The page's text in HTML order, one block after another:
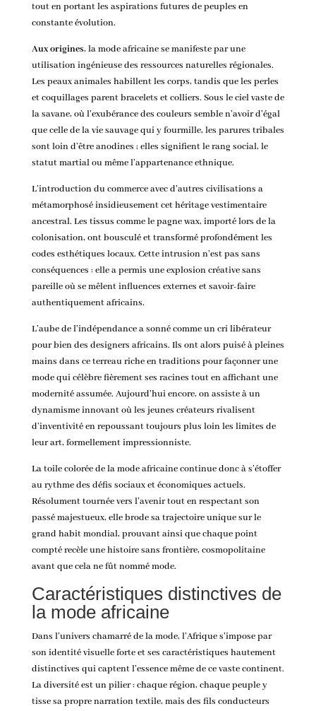
tout en portant les aspirations futures de peuples en
constante évolution.
Aux origines, la mode africaine se manifeste par une
utilisation ingénieuse des ressources naturelles régionales.
Les peaux animales habillent les corps, tandis que les perles
et coquillages parent bracelets et colliers. Sous le ciel vaste de
la savane, où l’exubérance des couleurs semble n’avoir d’égal
que celle de la vie sauvage qui y fourmille, les parures tribales
sont loin d’être anodines ; elles signifient le rang social, le
statut martial ou même l’appartenance ethnique.
L’introduction du commerce avec d’autres civilisations a
métamorphosé insidieusement cet héritage vestimentaire
ancestral. Les tissus comme le pagne wax, importé lors de la
colonisation, ont bousculé et transformé profondément les
codes esthétiques locaux. Cette intrusion n’est pas sans
conséquences : elle a permis une explosion créative sans
pareille où se mêlent influences externes et savoir-faire
authentiquement africains.
L’aube de l’indépendance a sonné comme un cri libérateur
pour bien des designers africains. Ils ont alors puisé à pleines
mains dans ce terreau riche en traditions pour façonner une
mode qui célèbre fièrement ses racines tout en affichant une
modernité assumée. Aujourd’hui encore, on assiste à un
dynamisme innovant où les jeunes créateurs rivalisent
d’inventivité en repoussant toujours plus loin les limites de
leur art, formellement impressionniste.
La toile colorée de la mode africaine continue donc à s’étoffer
au rythme des défis sociaux et économiques actuels.
Résolument tournée vers l’avenir tout en respectant son
passé majestueux, elle brode sa trajectoire unique sur le
grand habit mondial, prouvant ainsi que chaque point
compté recèle une histoire sans frontière, cosmopolitaine
avant que cela ne fût nommé mode.
Caractéristiques distinctives de
la mode africaine
Dans l’univers chamarré de la mode, l’Afrique s’impose par
son identité visuelle forte et ses caractéristiques hautement
distinctives qui captent l’essence même de ce vaste continent.
La diversité est un pilier : chaque région, chaque peuple y
tisse sa propre narration textile, mais des fils conducteurs